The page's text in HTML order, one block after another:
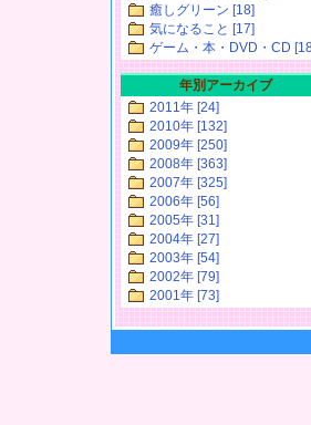
癒しグリーン [18]
気になること [17]
ゲーム・本・DVD・CD
年別アーカイブ
2011年 [24]
2010年 [132]
2009年 [250]
2008年 [363]
2007年 [325]
2006年 [56]
2005年 [31]
2004年 [27]
2003年 [54]
2002年 [79]
2001年 [73]